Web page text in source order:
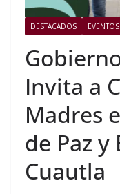
DESTACADOS EVENTOS
Invita a
Madres
de Paz
Cuautla